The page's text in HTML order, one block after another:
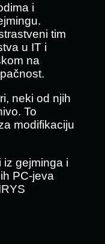
i
tim
u IT i
na
neki od njih
To
modifikaciju
iz gejminga i
PC-jeva